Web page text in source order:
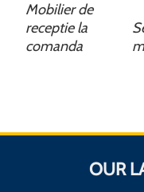
Mobilier de
receptie la
comanda
OUR